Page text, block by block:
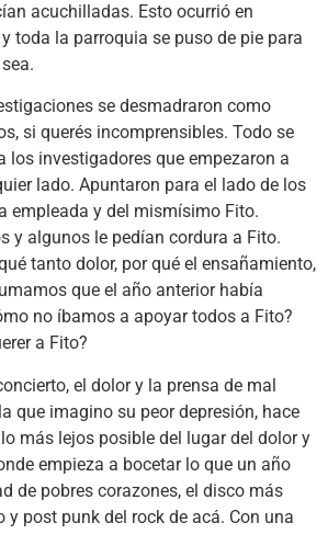
acuchilladas. Esto ocurrió en
toda la parroquia se puso de pie para
se desmadraron como
si querés incomprensibles. Todo se
los investigadores que empezaron a
lado. Apuntaron para el lado de los
empleada y del mismísimo Fito.
y algunos le pedían cordura a Fito.
tanto dolor, por qué el ensañamiento,
que el año anterior había
no íbamos a apoyar todos a Fito?
a Fito?
el dolor y la prensa de mal
que imagino su peor depresión, hace
más lejos posible del lugar del dolor y
empieza a bocetar lo que un año
de pobres corazones, el disco más
y post punk del rock de acá. Con una